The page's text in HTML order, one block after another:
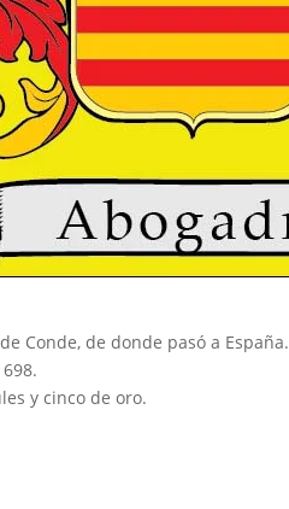
Conde, de donde pasó a
y cinco de oro.